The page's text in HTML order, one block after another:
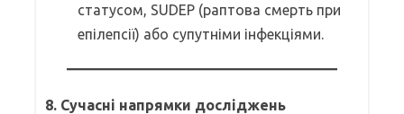
статусом, SUDEP (раптова смерть при
епілепсії) або супутніми інфекціями.
8. Сучасні напрямки досліджень